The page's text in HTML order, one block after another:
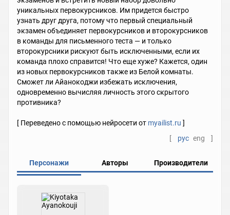
уникальных первокурсников. Им придется быстро
узнать друг друга, потому что первый специальный
экзамен объединяет первокурсников и второкурсников
в команды для письменного теста — и только
второкурсники рискуют быть исключенными, если их
команда плохо справится! Что еще хуже? Кажется, один
из новых первокурсников также из Белой комнаты.
Сможет ли Айанокоджи избежать исключения,
одновременно вычисляя личность этого скрытого
противника?
[ Переведено с помощью нейросети от myailist.ru ]
[
рус eng ]
Персонажи Авторы Производители